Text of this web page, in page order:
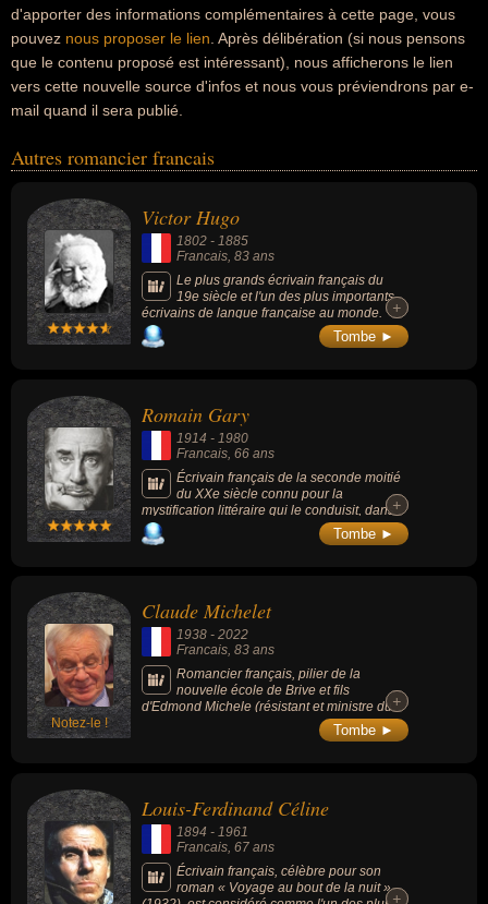
d'apporter des informations complémentaires à cette page, vous
pouvez nous proposer le lien . Après délibération (si nous pensons
que le contenu proposé est intéressant), nous afficherons le lien
vers cette nouvelle source d'infos et nous vous préviendrons par e-
mail quand il sera publié.
Autres romancier francais
Victor Hugo
1802 - 1885
Francais, 83 ans
Le plus grands écrivain français du
19e siècle et l'un des plus importants
écrivains de langue française au monde.
Grand romancier, il est l'auteur de « Les
Misérables » (1862) et « Notre-Dame de
Ruy Blas » (1838). Grand poète, il est
l'auteur de « Les Châtiments » (1853), « Les
Contemplations » (1856) et « La Légende
des siècles » (1859). Personnalité politique
et un intellectuel engagé, il a joué un rôle
majeur dans l’histoire du 19e siècle.
+
+
Tombe ►
Romain Gary
1914 - 1980
Francais , 66 ans
Écrivain français de la seconde moitié
du XXe siècle connu pour la
mystification littéraire qui le conduisit, dans
les années 1970, à signer plusieurs romans
sous le nom d'emprunt d’Émile Ajar, en les
pseudonymes avec « La Promesse de l'aube
» (1960) et « Les Racines du ciel » (1956).
+
+
Tombe ►
Notez-le !
Claude Michelet
1938 - 2022
Francais, 83 ans
Romancier français, pilier de la
nouvelle école de Brive et fils
d'Edmond Michele (résistant et ministre du+
+
Tombe ►
Louis-Ferdinand Céline
1894 - 1961
Francais , 67 ans
Écrivain français, célèbre pour son
roman « Voyage au bout de la nuit »
+
+